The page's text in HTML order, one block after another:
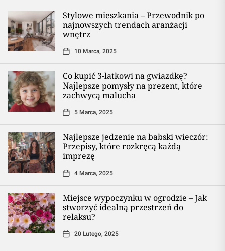
Stylowe mieszkania – Przewodnik po
najnowszych trendach aranżacji
wnętrz
10 Marca, 2025
Co kupić 3-latkowi na gwiazdkę?
Najlepsze pomysły na prezent, które
zachwycą malucha
5 Marca, 2025
Najlepsze jedzenie na babski wieczór:
Przepisy, które rozkręcą każdą
imprezę
4 Marca, 2025
Miejsce wypoczynku w ogrodzie – Jak
stworzyć idealną przestrzeń do
relaksu?
20 Lutego, 2025